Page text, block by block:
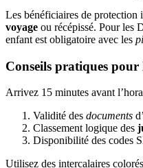
Les bénéficiaires de protection
voyage ou récépissé. Pour les
enfant est obligatoire avec les
Conseils pratiques
Arrivez 15 minutes avant
Validité des documents
Classement logique des
Disponibilité des codes
Utilisez des intercalaires